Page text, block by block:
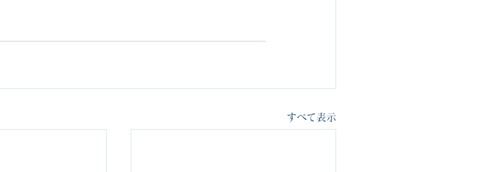
すべて表示